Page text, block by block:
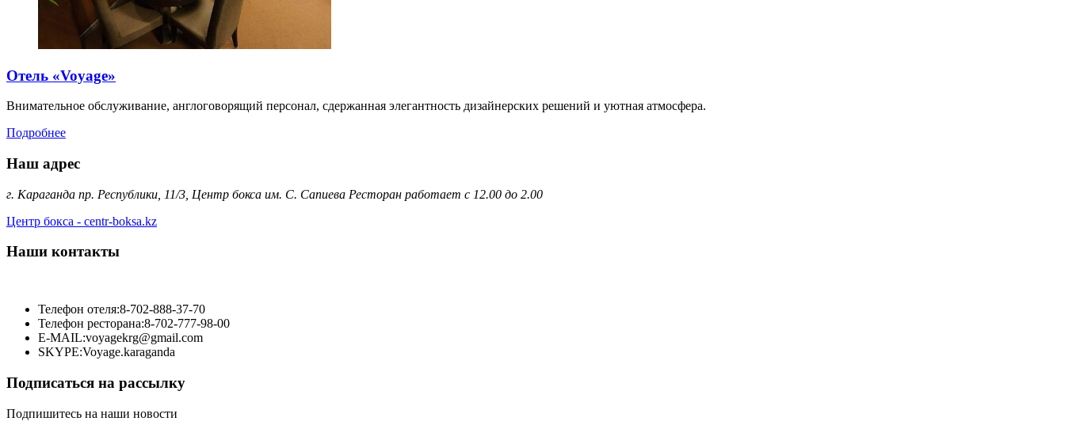
Отель «Voyage»
Внимательное обслуживание, англоговорящий персонал, сдержанная элегантность дизайнерских решений и уютная атмосфера.
Подробнее
Наш адрес
г. Караганда пр. Республики, 11/3, Центр бокса им. С. Сапиева Ресторан работает с 12.00 до 2.00
Центр бокса - centr-boksa.kz
Наши контакты
Телефон отеля:8-702-888-37-70
Телефон ресторана:8-702-777-98-00
E-MAIL:voyagekrg@gmail.com
SKYPE:Voyage.karaganda
Подписаться на рассылку
Подпишитесь на наши новости